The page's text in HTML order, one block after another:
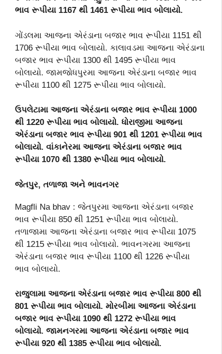
ભાવ રૂપીયા 1167 થી 1461 રૂપીયા ભાવ બોલાયો.
ગોંડલમા આજના એરંડાના બજાર ભાવ રૂપીયા 1151 થી
1706 રૂપીયા ભાવ બોલાયો. કાલાવડમા આજના એરંડાના
બજાર ભાવ રૂપીયા 1300 થી 1495 રૂપીયા ભાવ
બોલાયો. જામજોધપુરમા આજના એરંડાના બજાર ભાવ
રૂપીયા 1100 થી 1275 રૂપીયા ભાવ બોલાયો.
ઉપલેટામા આજના એરંડાના બજાર ભાવ રૂપીયા 1000
થી 1220 રૂપીયા ભાવ બોલાયો. ધોરાજીમા આજના
એરંડાના બજાર ભાવ રૂપીયા 901 થી 1201 રૂપીયા ભાવ
બોલાયો. વાંકાનેરમા આજના એરંડાના બજાર ભાવ
રૂપીયા 1070 થી 1380 રૂપીયા ભાવ બોલાયો.
જેતપુર, તળાજા અને ભાવનગર
Magfli Na bhav : જેતપુરમા આજના એરંડાના બજાર
ભાવ રૂપીયા 850 થી 1251 રૂપીયા ભાવ બોલાયો.
તળાજામા આજના એરંડાના બજાર ભાવ રૂપીયા 1075
થી 1215 રૂપીયા ભાવ બોલાયો. ભાવનગરમા આજના
એરંડાના બજાર ભાવ રૂપીયા 1100 થી 1226 રૂપીયા
ભાવ બોલાયો.
રાજુલામા આજના એરંડાના બજાર ભાવ રૂપીયા 800 થી
801 રૂપીયા ભાવ બોલાયો. મોરબીમા આજના એરંડાના
બજાર ભાવ રૂપીયા 1090 થી 1272 રૂપીયા ભાવ
બોલાયો. જામનગરમા આજના એરંડાના બજાર ભાવ
રૂપીયા 920 થી 1385 રૂપીયા ભાવ બોલાયો.